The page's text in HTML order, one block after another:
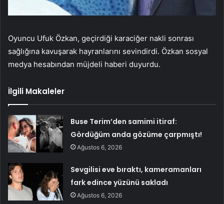
Oyuncu Ufuk Özkan, geçirdiği karaciğer nakli sonrası
sağlığına kavuşarak hayranlarını sevindirdi. Özkan sosyal
medya hesabından müjdeli haberi duyurdu.
İlgili Makaleler
Buse Terim’den samimi itiraf:
Gördüğüm anda gözüme çarpmıştı!
Ağustos 6, 2026
Sevgilisi eve bıraktı, kameramanları
fark edince yüzünü sakladı
Ağustos 6, 2026